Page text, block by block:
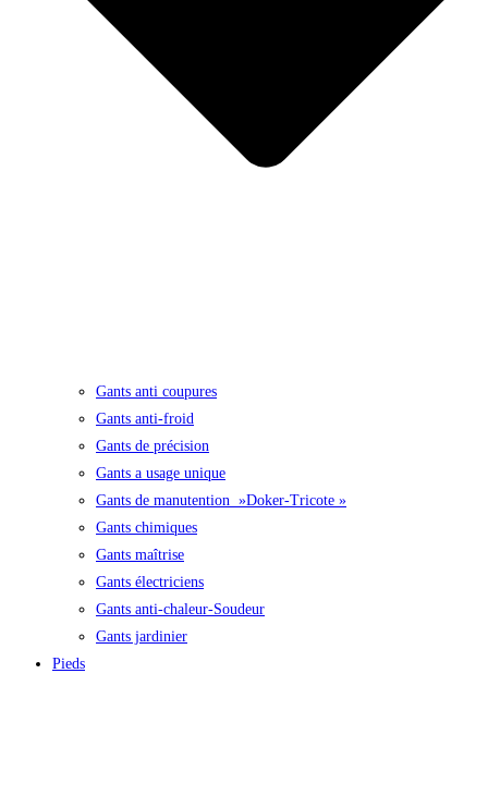
Gants anti coupures
Gants anti-froid
Gants de précision
Gants a usage unique
Gants de manutention »Doker-Tricote »
Gants chimiques
Gants maîtrise
Gants électriciens
Gants anti-chaleur-Soudeur
Gants jardinier
Pieds